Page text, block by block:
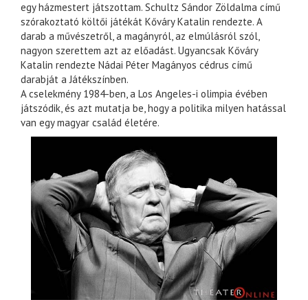
egy házmestert játszottam. Schultz Sándor Zöldalma című
szórakoztató költői játékát Kőváry Katalin rendezte. A
darab a művészetről, a magányról, az elmúlásról szól,
nagyon szerettem azt az előadást. Ugyancsak Kőváry
Katalin rendezte Nádai Péter Magányos cédrus című
darabját a Játékszínben.
A cselekmény 1984-ben, a Los Angeles-i olimpia évében
játszódik, és azt mutatja be, hogy a politika milyen hatással
van egy magyar család életére.